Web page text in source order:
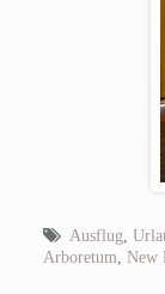
Ausflug
Arboretum New